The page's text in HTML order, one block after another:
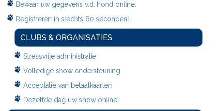
Bewaar uw gegevens v.d. hond online.
Registreren in slechts 60 seconden!
CLUBS & ORGANISATIES
Stressvrije administratie
Volledige show ondersteuning
Acceptatie van betaalkaarten
Dezelfde dag uw show online!